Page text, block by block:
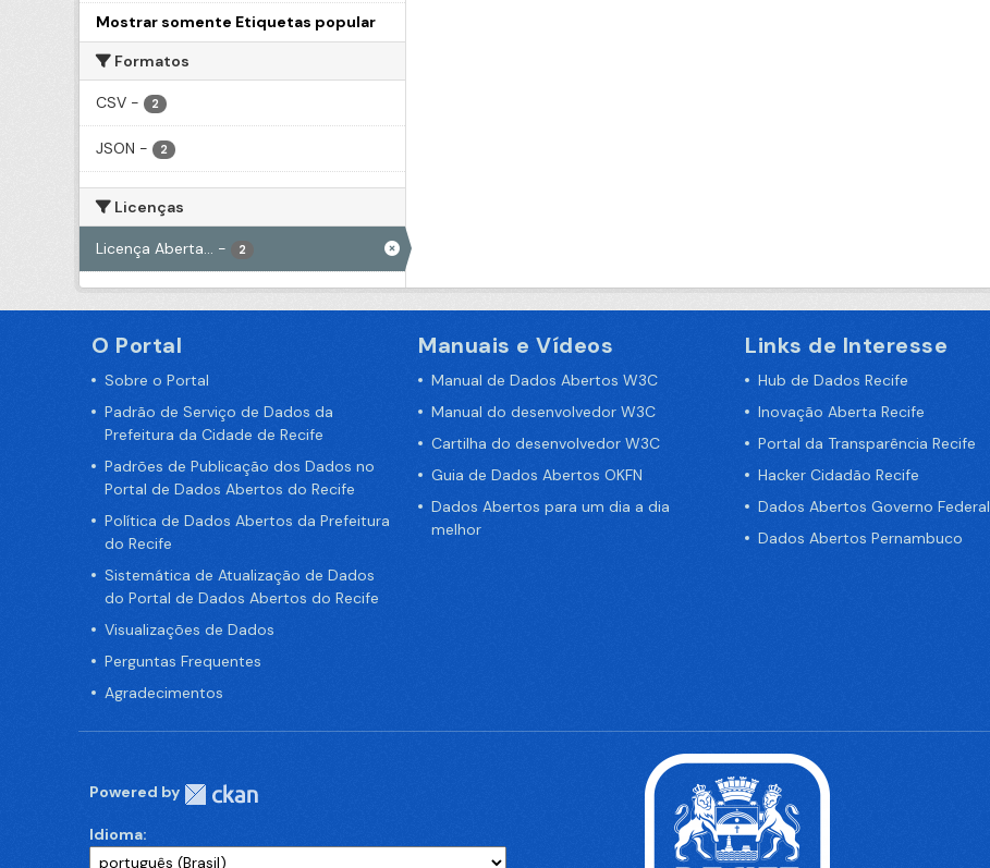
Mostrar somente Etiquetas popular
Formatos
CSV - 2
JSON - 2
Licenças
Licença Aberta... - 2
O Portal
Sobre o Portal
Padrão de Serviço de Dados da
Prefeitura da Cidade de Recife
Padrões de Publicação dos Dados no
Portal de Dados Abertos do Recife
Política de Dados Abertos da Prefeitura
do Recife
Sistemática de Atualização de Dados
do Portal de Dados Abertos do Recife
Visualizações de Dados
Perguntas Frequentes
Agradecimentos
Manuais e Vídeos
Manual de Dados Abertos W3C
Manual do desenvolvedor W3C
Cartilha do desenvolvedor W3C
Guia de Dados Abertos OKFN
Dados Abertos para um dia a dia
melhor
Links de Interesse
Hub de Dados Recife
Inovação Aberta Recife
Portal da Transparência Recife
Hacker Cidadão Recife
Dados Abertos Governo Federal
Dados Abertos Pernambuco
Powered by
Idioma